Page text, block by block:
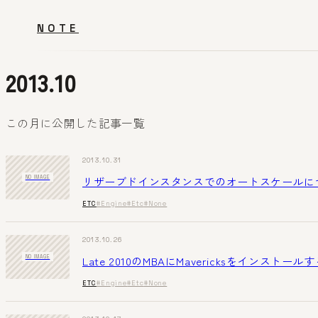
NOTE
2013.10
この月に公開した記事一覧
NO IMAGE
2013.10.31
リザーブドインスタンスでのオートスケールに
ETC#Engine#Etc#None
NO IMAGE
2013.10.26
Late 2010のMBAにMavericksをインストール
ETC#Engine#Etc#None